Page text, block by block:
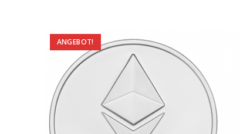
ANGEBOT!